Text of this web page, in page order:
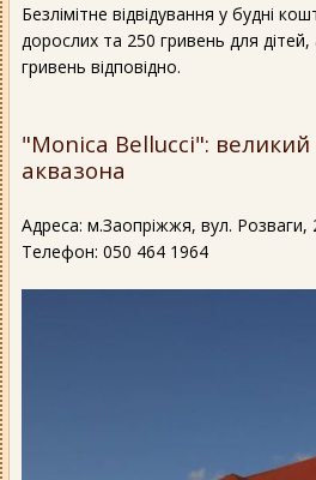
Безлімітне відвідування у будні
дорослих та 250 гривень для дітей,
гривень відповідно.
"Monica Belluccі":
аквазона
Адреса: м.Заопріжжя, вул. Розваги,
Телефон: 050 464 1964